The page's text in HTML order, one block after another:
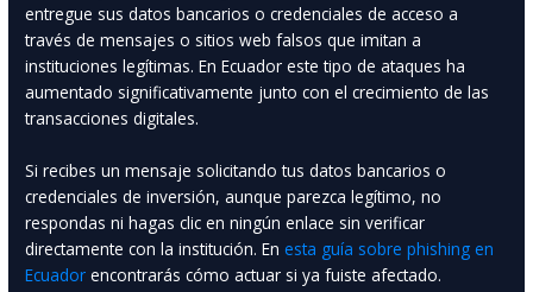
entregue sus datos bancarios o credenciales de acceso a
través de mensajes o sitios web falsos que imitan a
instituciones legítimas. En Ecuador este tipo de ataques ha
aumentado significativamente junto con el crecimiento de las
transacciones digitales.
Si recibes un mensaje solicitando tus datos bancarios o
credenciales de inversión, aunque parezca legítimo, no
respondas ni hagas clic en ningún enlace sin verificar
directamente con la institución. Enesta guía sobre phishing en
Ecuador encontrarás cómo actuar si ya fuiste afectado.